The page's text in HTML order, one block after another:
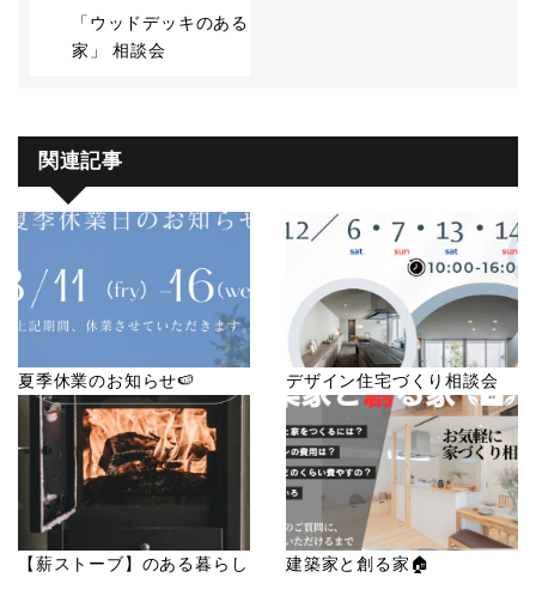
「ウッドデッキのある
家」 相談会
関連記事
夏季休業のお知らせ🍉 デザイン住宅づくり相談会
【薪ストーブ】のある暮らし 建築家と創る家🏠